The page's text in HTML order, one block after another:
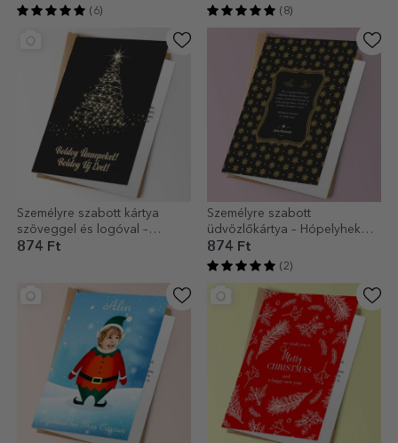
(6) (8)
Személyre szabott kártya
szöveggel és logóval –
Kellemes ünnepeket!
874 Ft
Személyre szabott
üdvözlőkártya – Hópelyhek
motívummal
874 Ft
(2)